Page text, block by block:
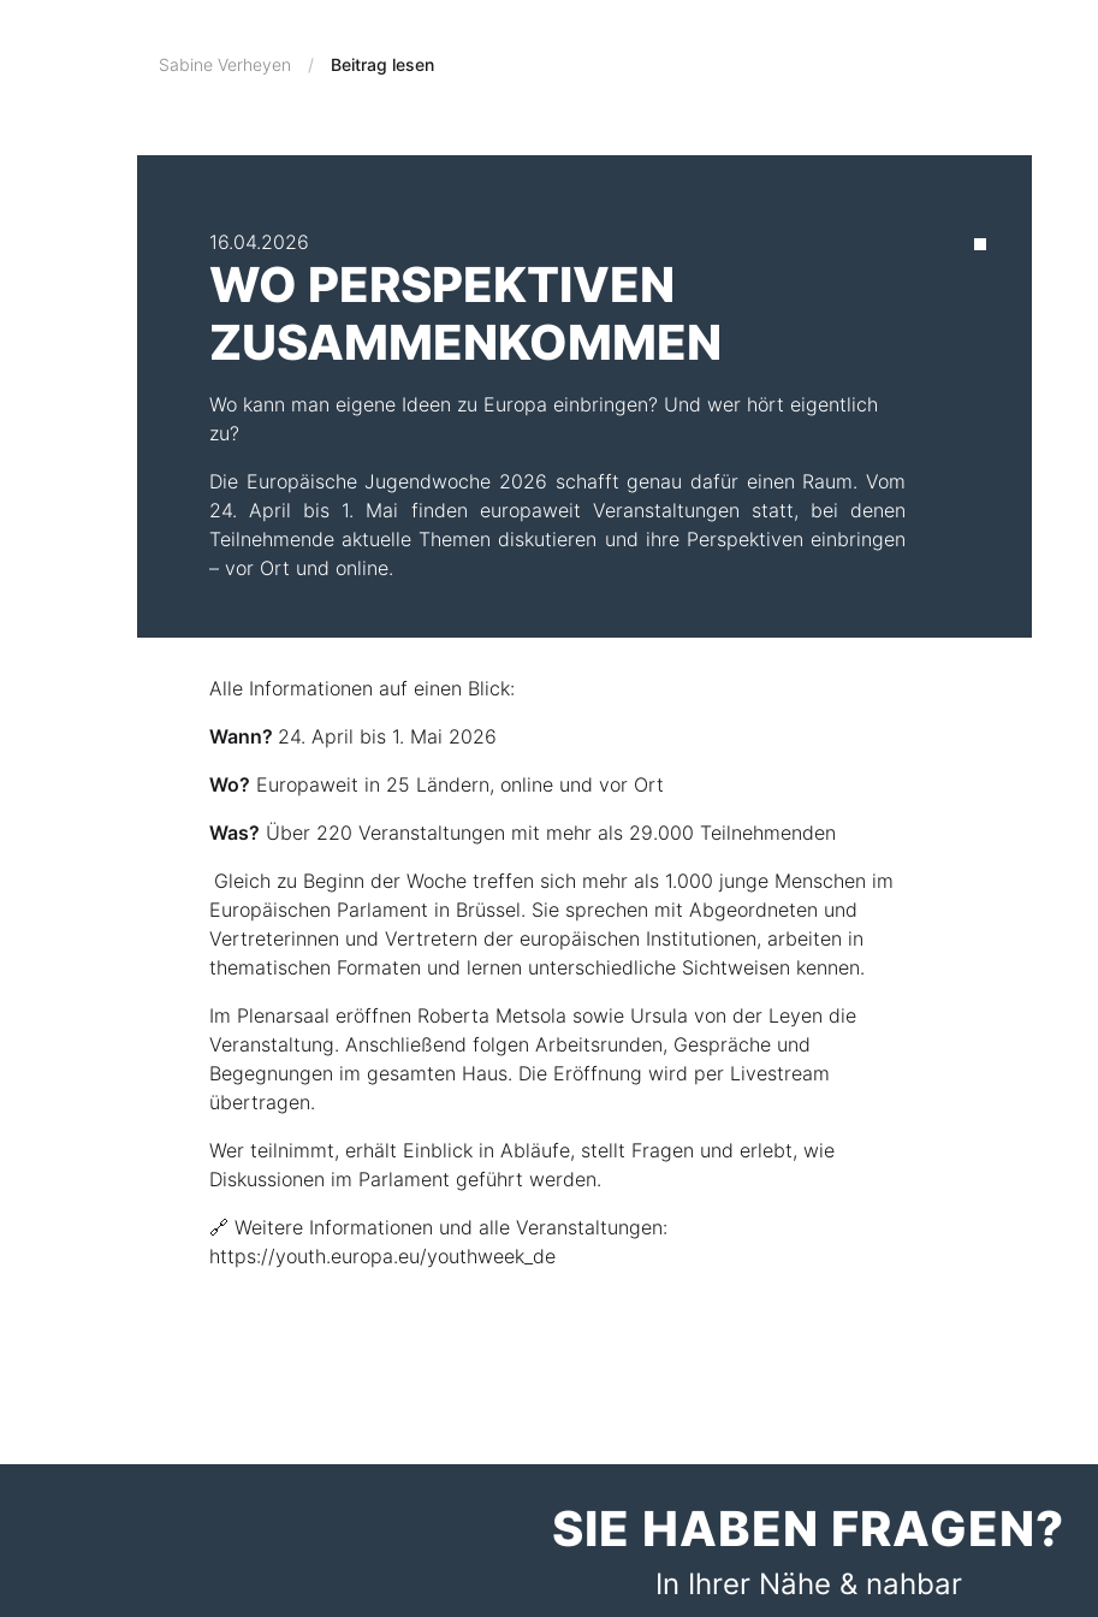
Sabine Verheyen Beitrag lesen
16.04.2026
WO PERSPEKTIVEN
ZUSAMMENKOMMEN
Wo kann man eigene Ideen zu Europa einbringen? Und wer hört eigentlich
zu?
Die Europäische Jugendwoche 2026 schafft genau dafür einen Raum. Vom
24. April bis 1. Mai finden europaweit Veranstaltungen statt, bei denen
Teilnehmende aktuelle Themen diskutieren und ihre Perspektiven einbringen
– vor Ort und online.
Alle Informationen auf einen Blick:
Wann? 24. April bis 1. Mai 2026
Wo? Europaweit in 25 Ländern, online und vor Ort
Was? Über 220 Veranstaltungen mit mehr als 29.000 Teilnehmenden
Gleich zu Beginn der Woche treffen sich mehr als 1.000 junge Menschen im
Europäischen Parlament in Brüssel. Sie sprechen mit Abgeordneten und
Vertreterinnen und Vertretern der europäischen Institutionen, arbeiten in
thematischen Formaten und lernen unterschiedliche Sichtweisen kennen.
Im Plenarsaal eröffnen Roberta Metsola sowie Ursula von der Leyen die
Veranstaltung. Anschließend folgen Arbeitsrunden, Gespräche und
Begegnungen im gesamten Haus. Die Eröffnung wird per Livestream
übertragen.
Wer teilnimmt, erhält Einblick in Abläufe, stellt Fragen und erlebt, wie
Diskussionen im Parlament geführt werden.
🔗 Weitere Informationen und alle Veranstaltungen:
https://youth.europa.eu/youthweek_de
SIE HABEN FRAGEN?
In Ihrer Nähe & nahbar